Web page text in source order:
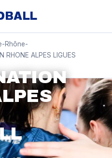
Rhône-
RHONE ALPES LIGUES